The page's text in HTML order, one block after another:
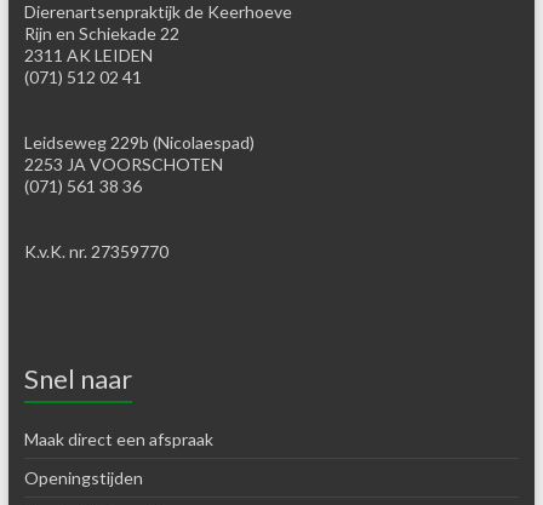
Dierenartsenpraktijk de Keerhoeve
Rijn en Schiekade 22
2311 AK LEIDEN
(071) 512 02 41
Leidseweg 229b (Nicolaespad)
2253 JA VOORSCHOTEN
(071) 561 38 36
K.v.K. nr. 27359770
Snel naar
Maak direct een afspraak
Openingstijden